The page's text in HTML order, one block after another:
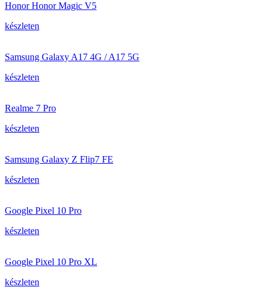
Honor Honor Magic V5
készleten
Samsung Galaxy A17 4G / A17 5G
készleten
Realme 7 Pro
készleten
Samsung Galaxy Z Flip7 FE
készleten
Google Pixel 10 Pro
készleten
Google Pixel 10 Pro XL
készleten